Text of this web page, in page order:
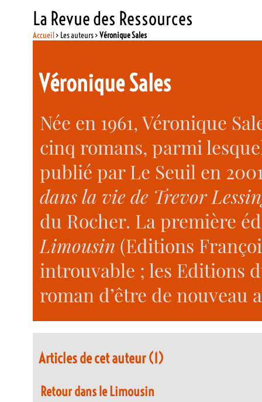
La Revue des Ressources
Accueil> Les auteurs >Véronique Sales
Véronique Sales
Née en 1961, Véronique
cinq romans, parmi
publié par Le Seuil en
dans la vie de Trevor
du Rocher. La première
Limousin (Editions
introuvable ; les Editions
roman d’être de nouveau
Articles de cet auteur (1)
Retour dans le Limousin